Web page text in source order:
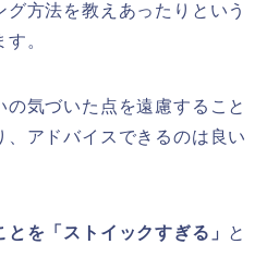
方法を教えあったりという
。
気づいた点を遠慮すること
、アドバイスできるのは良い
を「ストイックすぎる」 と